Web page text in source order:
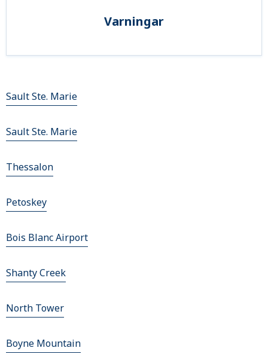
Varningar
Sault Ste. Marie
Sault Ste. Marie
Thessalon
Petoskey
Bois Blanc Airport
Shanty Creek
North Tower
Boyne Mountain